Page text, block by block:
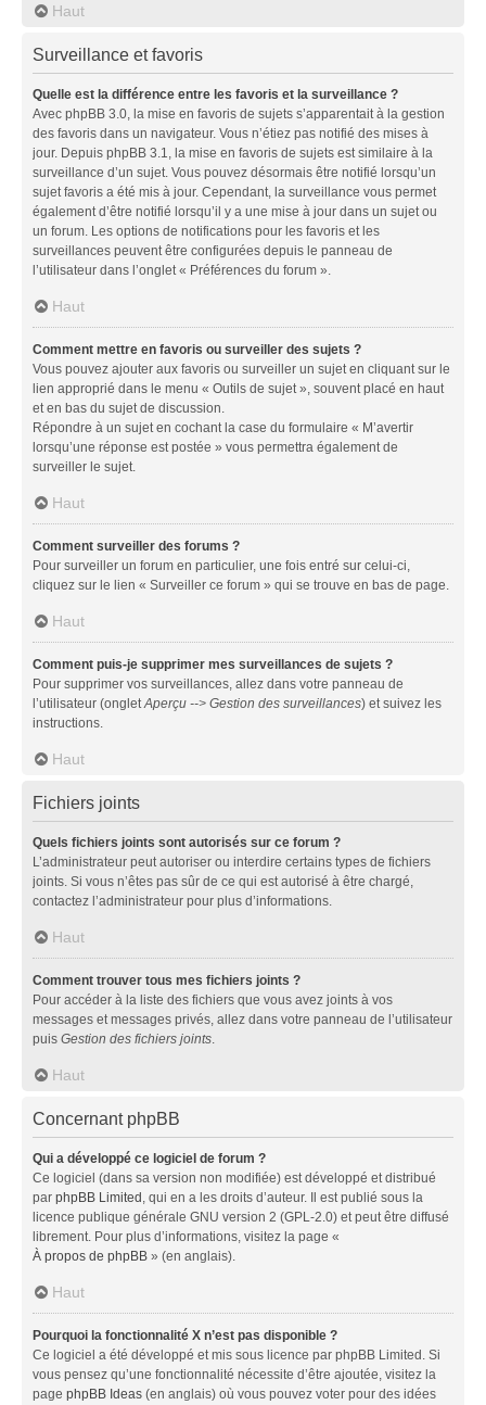
Haut
Surveillance et favoris
Quelle est la différence entre les favoris et la surveillance ?
Avec phpBB 3.0, la mise en favoris de sujets s’apparentait à la gestion
des favoris dans un navigateur. Vous n’étiez pas notifié des mises à
jour. Depuis phpBB 3.1, la mise en favoris de sujets est similaire à la
surveillance d’un sujet. Vous pouvez désormais être notifié lorsqu’un
sujet favoris a été mis à jour. Cependant, la surveillance vous permet
également d’être notifié lorsqu’il y a une mise à jour dans un sujet ou
un forum. Les options de notifications pour les favoris et les
surveillances peuvent être configurées depuis le panneau de
l’utilisateur dans l’onglet « Préférences du forum ».
Haut
Comment mettre en favoris ou surveiller des sujets ?
Vous pouvez ajouter aux favoris ou surveiller un sujet en cliquant sur le
lien approprié dans le menu « Outils de sujet », souvent placé en haut
et en bas du sujet de discussion.
Répondre à un sujet en cochant la case du formulaire « M’avertir
lorsqu’une réponse est postée » vous permettra également de
surveiller le sujet.
Haut
Comment surveiller des forums ?
Pour surveiller un forum en particulier, une fois entré sur celui-ci,
cliquez sur le lien « Surveiller ce forum » qui se trouve en bas de page.
Haut
Comment puis-je supprimer mes surveillances de sujets ?
Pour supprimer vos surveillances, allez dans votre panneau de
l’utilisateur (ongletAperçu --> Gestion des surveillances) et suivez les
instructions.
Haut
Fichiers joints
Quels fichiers joints sont autorisés sur ce forum ?
L’administrateur peut autoriser ou interdire certains types de fichiers
joints. Si vous n’êtes pas sûr de ce qui est autorisé à être chargé,
contactez l’administrateur pour plus d’informations.
Haut
Comment trouver tous mes fichiers joints ?
Pour accéder à la liste des fichiers que vous avez joints à vos
messages et messages privés, allez dans votre panneau de l’utilisateur
puis Gestion des fichiers joints.
Haut
Concernant phpBB
Qui a développé ce logiciel de forum ?
Ce logiciel (dans sa version non modifiée) est développé et distribué
par phpBB Limited, qui en a les droits d’auteur. Il est publié sous la
licence publique générale GNU version 2 (GPL-2.0) et peut être diffusé
librement. Pour plus d’informations, visitez la page «
À propos de phpBB » (en anglais).
Haut
Pourquoi la fonctionnalité X n’est pas disponible ?
Ce logiciel a été développé et mis sous licence par phpBB Limited. Si
vous pensez qu’une fonctionnalité nécessite d’être ajoutée, visitez la
page phpBB Ideas (en anglais) où vous pouvez voter pour des idées